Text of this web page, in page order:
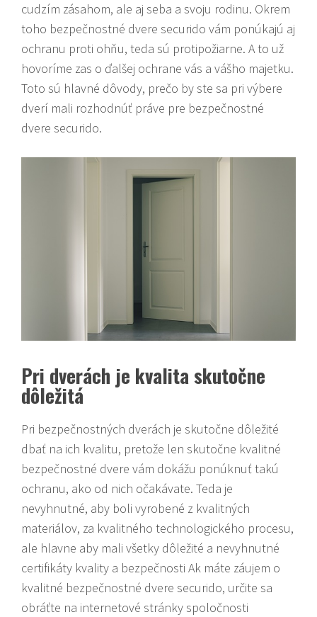
cudzím zásahom, ale aj seba a svoju rodinu. Okrem
toho bezpečnostné dvere securido vám ponúkajú aj
ochranu proti ohňu, teda sú protipožiarne. A to už
hovoríme zas o ďalšej ochrane vás a vášho majetku.
Toto sú hlavné dôvody, prečo by ste sa pri výbere
dverí mali rozhodnúť práve pre bezpečnostné
dvere securido.
Pri dverách je kvalita skutočne
dôležitá
Pri bezpečnostných dverách je skutočne dôležité
dbať na ich kvalitu, pretože len skutočne kvalitné
bezpečnostné dvere vám dokážu ponúknuť takú
ochranu, ako od nich očakávate. Teda je
nevyhnutné, aby boli vyrobené z kvalitných
materiálov, za kvalitného technologického procesu,
ale hlavne aby mali všetky dôležité a nevyhnutné
certifikáty kvality a bezpečnosti Ak máte záujem o
kvalitné bezpečnostné dvere securido, určite sa
obráťte na internetové stránky spoločnosti